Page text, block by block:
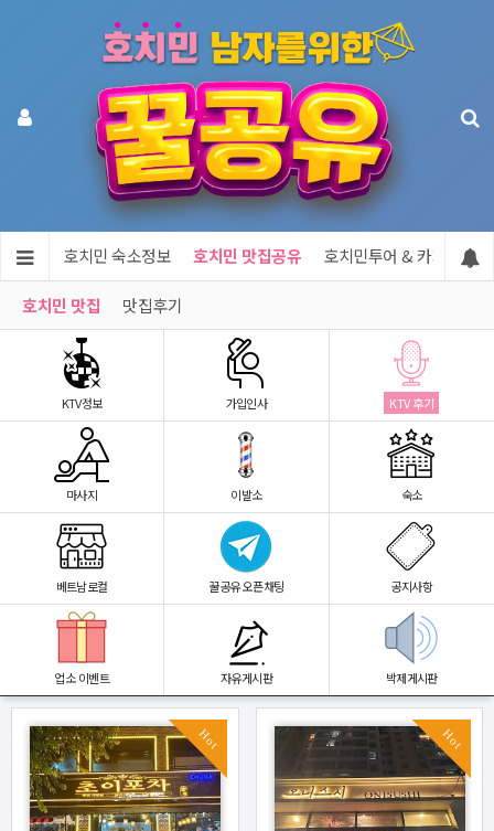
정보 호치민 숙소정보 호치민 맛집공유 호치민투어 & 카지노
호치민 맛집 맛집후기
KTV정보 가입인사 KTV 후기
마사지 이발소 숙소
베트남로컬 꿀공유 오픈채팅 공지사항
업소 이벤트 자유게시판 박제게시판
Hot Hot